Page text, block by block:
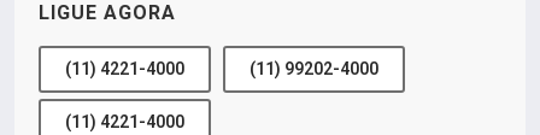
LIGUE AGORA
(11) 4221-4000 (11) 99202-4000
(11) 4221-4000